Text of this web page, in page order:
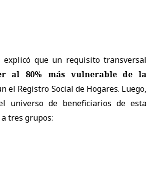
explicó que un requisito transversal
al 80% más vulnerable de la
el Registro Social de Hogares. Luego,
universo de beneficiarios de esta
tres grupos: